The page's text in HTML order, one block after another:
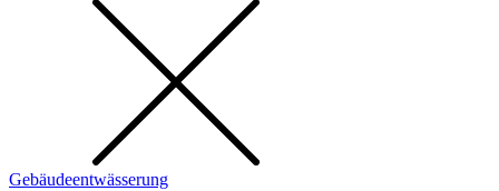
Gebäudeentwässerung